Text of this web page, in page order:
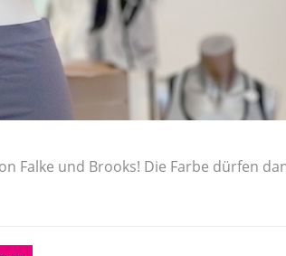
Falke und Brooks! Die Farbe dürfen